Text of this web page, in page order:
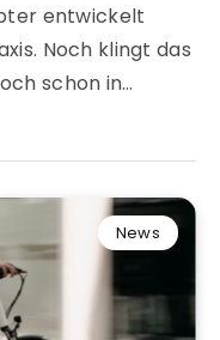
entwickelt
Noch klingt das
schon in…
News